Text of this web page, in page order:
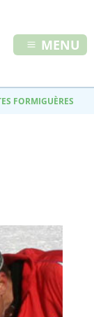
MENU
FORMIGUÈRES